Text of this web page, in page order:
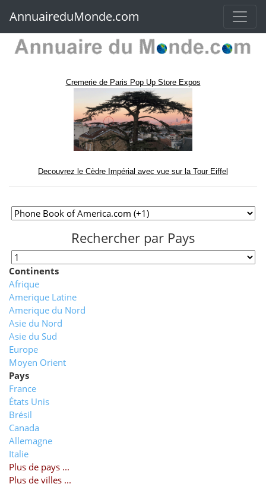
AnnuaireduMonde.com
Cremerie de Paris Pop Up Store Expos
Decouvrez le Cèdre Impérial avec vue sur la Tour Eiffel
Rechercher par Pays
Continents
Afrique
Amerique Latine
Amerique du Nord
Asie du Nord
Asie du Sud
Europe
Moyen Orient
Pays
France
États Unis
Brésil
Canada
Allemagne
Italie
Plus de pays ...
Plus de villes ...